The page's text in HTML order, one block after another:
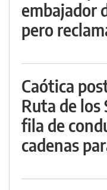
embajador
pero
Caótica
Ruta de los
fila de
cadenas